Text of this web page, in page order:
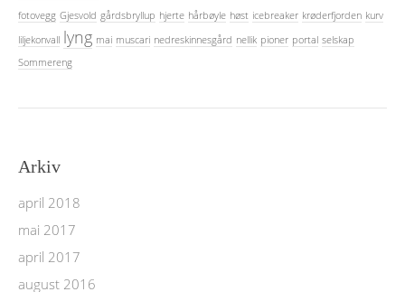
fotovegg Gjesvold gårdsbryllup hjerte hårbøyle høst icebreaker krøderfjorden kurv
liljekonvall lyng mai muscari nedreskinnesgård nellik pioner portal selskap
Sommereng
Arkiv
april 2018
mai 2017
april 2017
august 2016